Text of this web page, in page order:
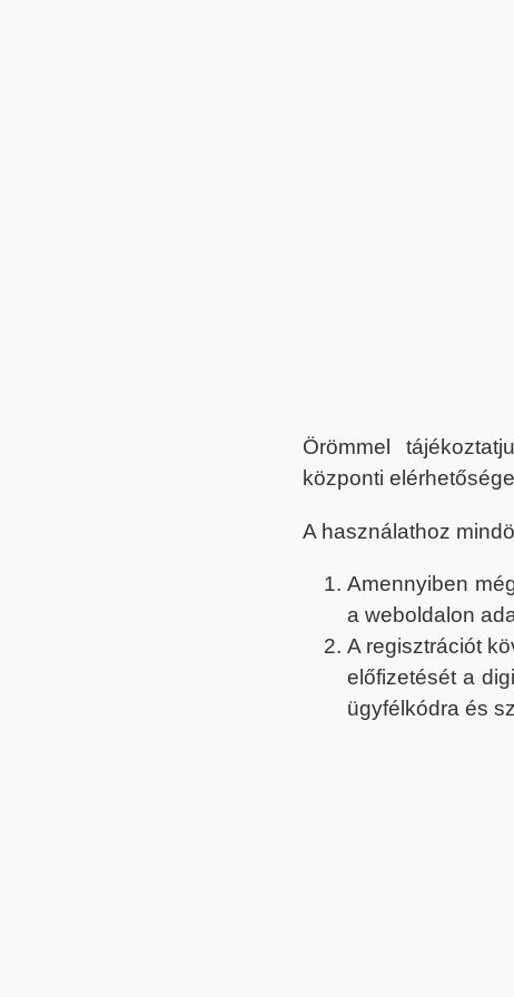
Örömmel
központi
A használathoz
Amennyiben
a weboldalon
A regisztrációt
előfizetését a
ügyfélkódra és